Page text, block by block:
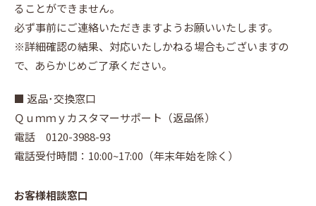
ることができません。
必ず事前にご連絡いただきますようお願いいたします。
※詳細確認の結果、対応いたしかねる場合もございますの
で、あらかじめご了承ください。
■ 返品･交換窓口
Ｑｕｍｍｙカスタマーサポート（返品係）
電話 0120-3988-93
電話受付時間：10:00~17:00（年末年始を除く）
お客様相談窓口